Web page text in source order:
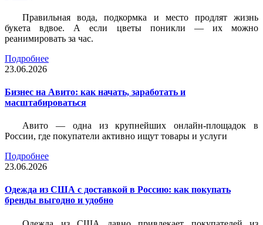
Правильная вода, подкормка и место продлят жизнь
букета вдвое. А если цветы поникли — их можно
реанимировать за час.
Подробнее
23.06.2026
Бизнес на Авито: как начать, заработать и
масштабироваться
Авито — одна из крупнейших онлайн-площадок в
России, где покупатели активно ищут товары и услуги
Подробнее
23.06.2026
Одежда из США с доставкой в Россию: как покупать
бренды выгодно и удобно